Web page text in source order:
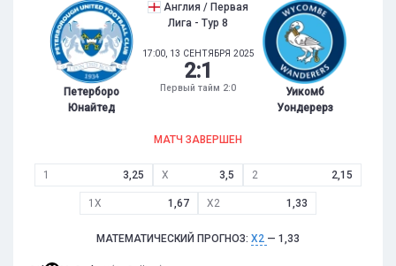
Петерборо
Юнайтед
Англия / Первая
Лига - Тур 8
17:00, 13 СЕНТЯБРЯ 2025
2:1
Первый тайм 2:0
Уикомб
Уондерерз
МАТЧ ЗАВЕРШЕН
1 3,25 X 3,5 2 2,15
1X 1,67 X2 1,33
МАТЕМАТИЧЕСКИЙ ПРОГНОЗ: X2 — 1,33